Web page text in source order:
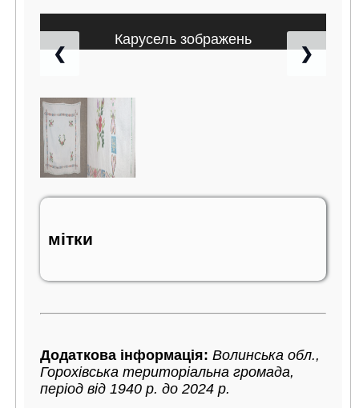
❮ ❯
Карусель зображень
мітки
Додаткова інформація: Волинська обл.,
Горохівська територіальна громада,
період від 1940 р. до 2024 р.